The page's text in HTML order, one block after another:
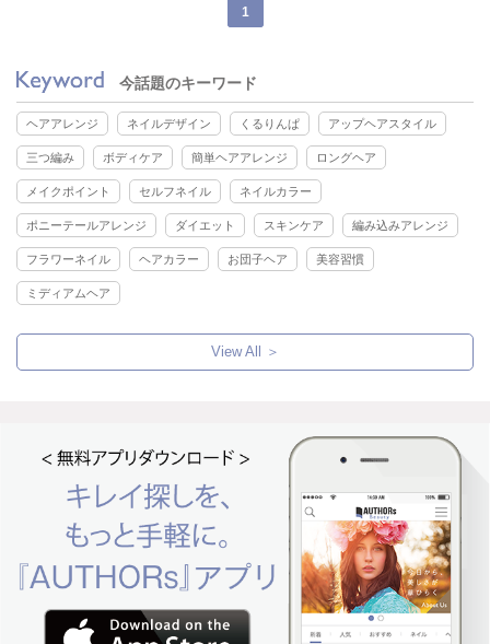
1
今話題のキーワード
ヘアアレンジ ネイルデザイン くるりんぱ アップヘアスタイル
三つ編み ボディケア 簡単ヘアアレンジ ロングヘア
メイクポイント セルフネイル ネイルカラー
ポニーテールアレンジ ダイエット スキンケア 編み込みアレンジ
フラワーネイル ヘアカラー お団子ヘア 美容習慣
ミディアムヘア
View All ＞